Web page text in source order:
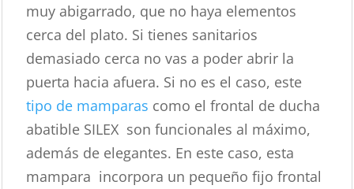
muy abigarrado, que no haya elementos
cerca del plato. Si tienes sanitarios
demasiado cerca no vas a poder abrir la
puerta hacia afuera. Si no es el caso, este
tipo de mamparas como el frontal de ducha
abatible SILEX son funcionales al máximo,
además de elegantes. En este caso, esta
mampara incorpora un pequeño fijo frontal